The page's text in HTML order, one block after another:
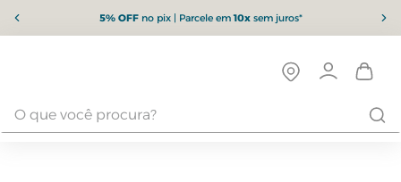
5% OFFno pix | Parcele em10xsem juros*